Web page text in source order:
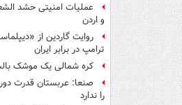
عملیات امنیتی حشد
و اردن
روایت گاردین از
ترامپ در برابر ایران
کره شمالی یک موشک
صنعا: عربستان قدرت
را ندارد